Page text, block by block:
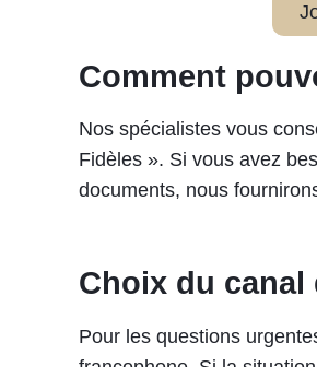
Comment
Nos spécialistes vous
Fidèles ». Si vous avez
documents, nous
Choix du
Pour les questions